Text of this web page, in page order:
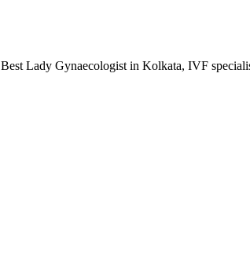
Lady Gynaecologist in Kolkata, IVF